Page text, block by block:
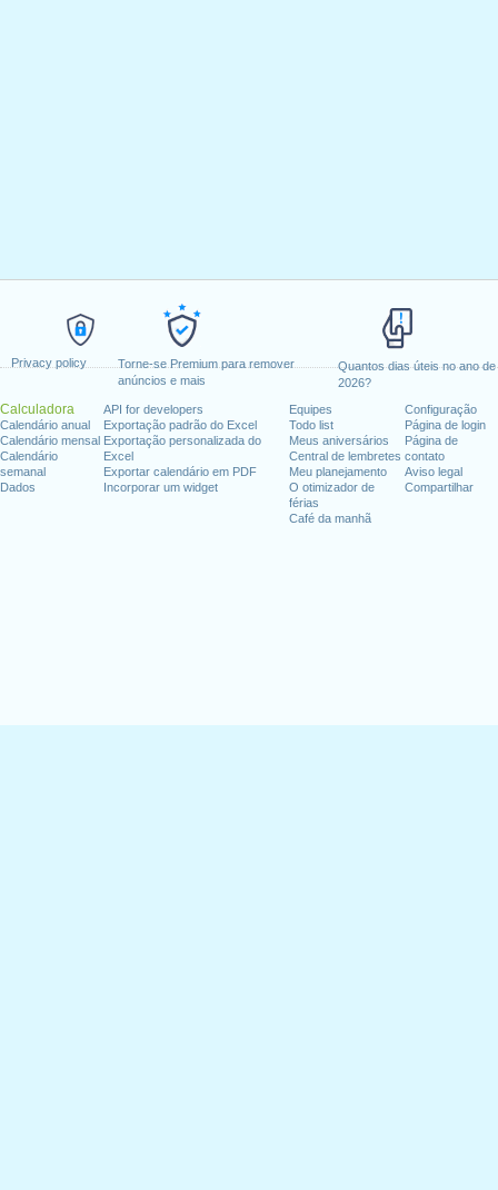
Privacy policy
Torne-se Premium para remover
anúncios e mais
Quantos dias úteis no ano de
2026?
Calculadora
Calendário anual
Calendário mensal
Calendário
semanal
Dados
API for developers
Exportação padrão do Excel
Exportação personalizada do
Excel
Exportar calendário em PDF
Incorporar um widget
Equipes
Todo list
Meus aniversários
Central de lembretes
Meu planejamento
O otimizador de
férias
Café da manhã
Configuração
Página de login
Página de
contato
Aviso legal
Compartilhar